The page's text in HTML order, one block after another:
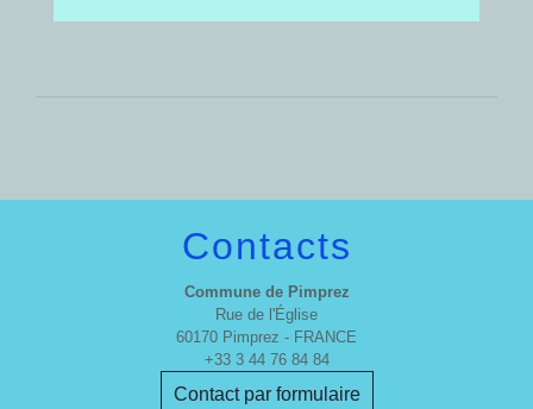
Contacts
Commune de Pimprez
Rue de l'Église
60170 Pimprez - FRANCE
+33 3 44 76 84 84
Contact par formulaire